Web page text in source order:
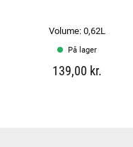
Volume: 0,62L
På lager
139,00 kr.